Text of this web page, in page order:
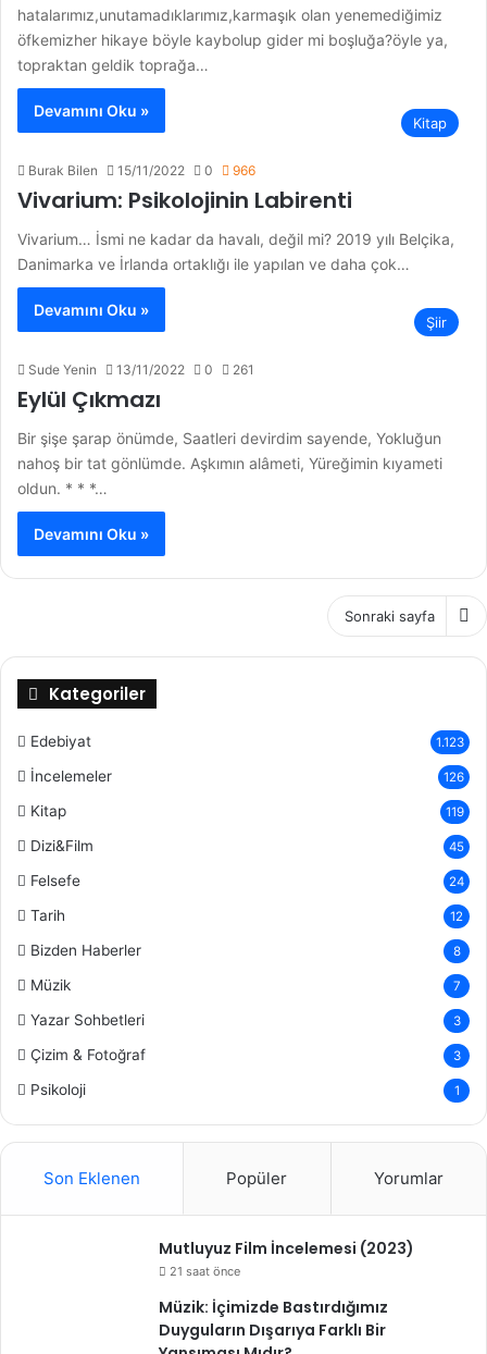
hatalarımız,unutamadıklarımız,karmaşık olan yenemediğimiz
öfkemizher hikaye böyle kaybolup gider mi boşluğa?öyle ya,
topraktan geldik toprağa…
Devamını Oku »
Kitap
Burak Bilen 15/11/2022 0 966
Vivarium: Psikolojinin Labirenti
Vivarium… İsmi ne kadar da havalı, değil mi? 2019 yılı Belçika,
Danimarka ve İrlanda ortaklığı ile yapılan ve daha çok…
Devamını Oku »
Şiir
Sude Yenin 13/11/2022 0 261
Eylül Çıkmazı
Bir şişe şarap önümde, Saatleri devirdim sayende, Yokluğun
nahoş bir tat gönlümde. Aşkımın alâmeti, Yüreğimin kıyameti
oldun. * * *…
Devamını Oku »
Sonraki sayfa
Kategoriler
Edebiyat 1.123
İncelemeler 126
Kitap 119
Dizi&Film 45
Felsefe 24
Tarih 12
Bizden Haberler 8
Müzik 7
Yazar Sohbetleri 3
Çizim & Fotoğraf 3
Psikoloji 1
Son Eklenen Popüler Yorumlar
Mutluyuz Film İncelemesi (2023)
21 saat önce
Müzik: İçimizde Bastırdığımız
Duyguların Dışarıya Farklı Bir